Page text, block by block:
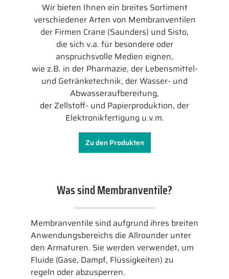
Wir bieten Ihnen ein breites Sortiment
verschiedener Arten von Membranventilen
der Firmen Crane (Saunders) und Sisto,
die sich v.a. für besondere oder
anspruchsvolle Medien eignen,
wie z.B. in der Pharmazie, der Lebensmittel-
und Getränketechnik, der Wasser- und
Abwasseraufbereitung,
der Zellstoff- und Papierproduktion, der
Elektronikfertigung u.v.m.
Zu den Produkten
Was sind Membranventile?
Membranventile sind aufgrund ihres breiten
Anwendungsbereichs die Allrounder unter
den Armaturen. Sie werden verwendet, um
Fluide (Gase, Dampf, Flüssigkeiten) zu
regeln oder abzusperren.